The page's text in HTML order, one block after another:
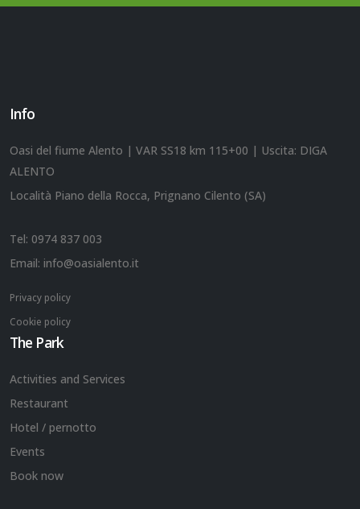
Info
Oasi del fiume Alento | VAR SS18 km 115+00 | Uscita: DIGA
ALENTO
Località Piano della Rocca, Prignano Cilento (SA)
Tel: 0974 837 003
Email: info@oasialento.it
Privacy policy
Cookie policy
The Park
Activities and Services
Restaurant
Hotel / pernotto
Events
Book now